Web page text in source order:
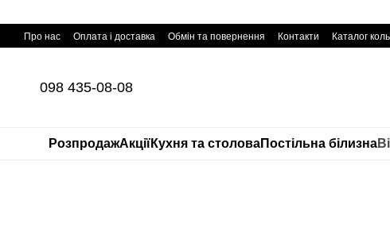
Про нас Оплата і доставка Обмін та повернення Контакти Каталог
098 435-08-08
РозпродажАкціїКухня та столоваПостільна білизна